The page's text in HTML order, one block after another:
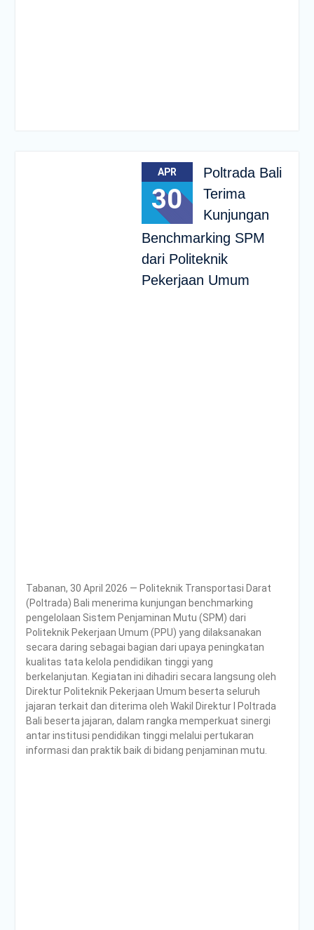
APR
30
Poltrada Bali
Terima
Kunjungan
Benchmarking SPM
dari Politeknik
Pekerjaan Umum
Tabanan, 30 April 2026 — Politeknik Transportasi Darat
(Poltrada) Bali menerima kunjungan benchmarking
pengelolaan Sistem Penjaminan Mutu (SPM) dari
Politeknik Pekerjaan Umum (PPU) yang dilaksanakan
secara daring sebagai bagian dari upaya peningkatan
kualitas tata kelola pendidikan tinggi yang
berkelanjutan. Kegiatan ini dihadiri secara langsung oleh
Direktur Politeknik Pekerjaan Umum beserta seluruh
jajaran terkait dan diterima oleh Wakil Direktur I Poltrada
Bali beserta jajaran, dalam rangka memperkuat sinergi
antar institusi pendidikan tinggi melalui pertukaran
informasi dan praktik baik di bidang penjaminan mutu.